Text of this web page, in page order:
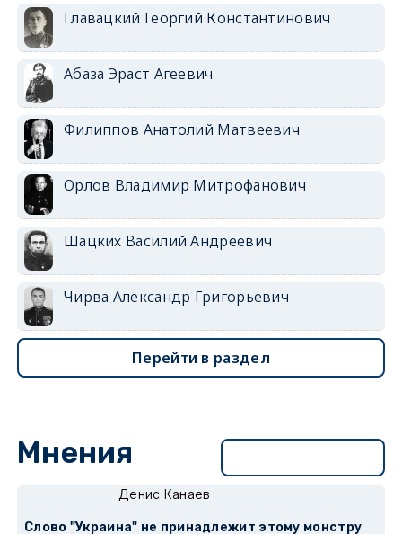
Главацкий Георгий Константинович
Абаза Эраст Агеевич
Филиппов Анатолий Матвеевич
Орлов Владимир Митрофанович
Шацких Василий Андреевич
Чирва Александр Григорьевич
Перейти в раздел
Мнения
Денис Канаев
Слово "Украина" не принадлежит этому монстру